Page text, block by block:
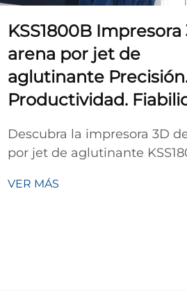
KSS1800B Impresora
arena por jet de
aglutinante
Productividad.
Descubra la impresora 3D
por jet de aglutinante
de 400 dpi, espesor de capa
VER MÁS